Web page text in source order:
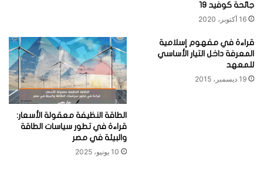
جائحة كوفيد 19
16 أكتوبر، 2020
قراءة في مفهوم إسلامية
المعرفة داخل التيار الأساسي
للمعهد
19 ديسمبر، 2015
الطاقة النظيفة معقولة الأسعار:
قراءة في تطور سياسات الطاقة
والبيئة في مصر
10 يونيو، 2025